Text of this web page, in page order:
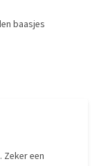
baasjes
een